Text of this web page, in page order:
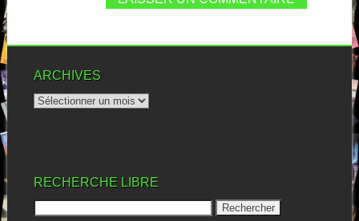
ARCHIVES
RECHERCHE LIBRE